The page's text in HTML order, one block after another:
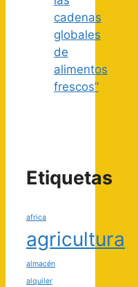
cadenas
globales
de
alimentos
frescos”
Etiquetas
africa
agricultura
almacén
alquiler